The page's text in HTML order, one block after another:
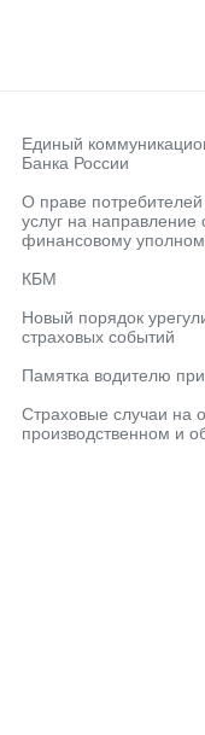
Единый
Банка России
О праве
услуг на
финансовому
КБМ
Новый порядок
страховых событий
Памятка водителю
Страховые случаи на
производственном и